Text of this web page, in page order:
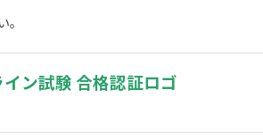
ン試験 合格認証ロゴ